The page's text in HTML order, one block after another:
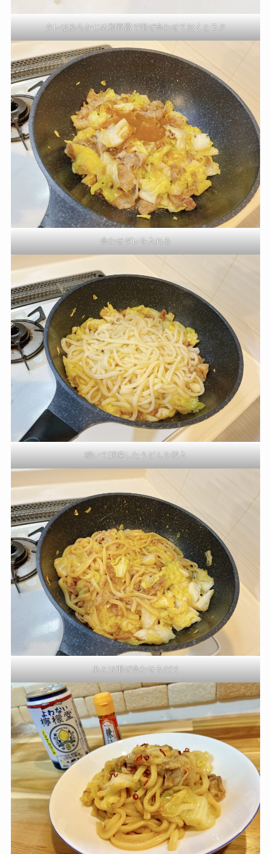
タレはあらかじめ別容器で混ぜ合わせておくとラク
合わせダレを入れる
続いて解凍したうどんを投入
あとは混ぜ合わせるだけ